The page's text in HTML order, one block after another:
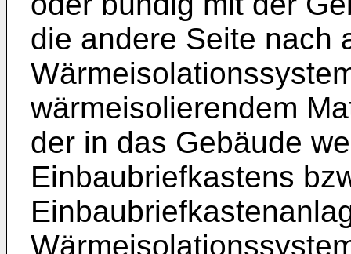
die andere Seite nach
wärmeisolierendem
der in das Gebäude
Einbaubriefkastens